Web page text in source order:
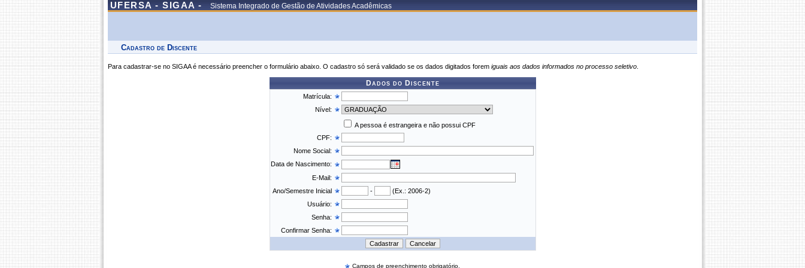
UFERSA - SIGAA - Sistema Integrado de Gestão de Atividades Acadêmicas
Cadastro de Discente
Para cadastrar-se no SIGAA é necessário preencher o formulário abaixo. O cadastro só será validado se os dados digitados forem iguais aos dados informados no processo seletivo
Dados do Discente
Matrícula:
Nível:
A pessoa é estrangeira e não possui CPF
CPF:
Nome Social:
Data de Nascimento:
E-Mail:
Ano/Semestre Inicial
-
(Ex.: 2006-2)
Usuário:
Senha:
Confirmar Senha:
Campos de preenchimento obrigatório.